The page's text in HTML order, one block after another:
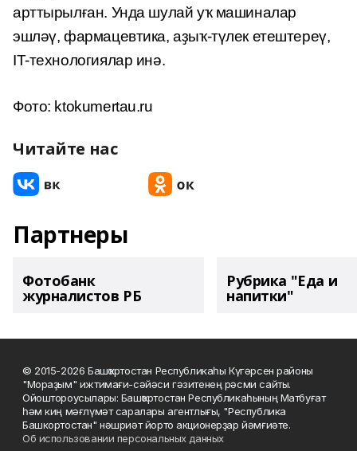
арттырылған. Унда шулай уҡ машиналар
эшләү, фармацевтика, аҙыҡ-түлек етештереү,
IT-технологиялар инә.
Фото: ktokumertau.ru
Читайте нас
Партнеры
Фотобанк
журналистов РБ
Рубрика "Еда и
напитки"
© 2015-2026 Башҡортостан Республикаһы Күгәрсен районы
"Мораҙым" ижтимағи-сәйәси гәзитенең рәсми сайты.
Ойоштороусылары: Башҡортостан Республикаһының Матбуғат
һәм киң мәғлүмәт саралары агентлығы, "Республика
Башкортостан" нәшриәт йорто акционерҙар йәмғиәте.
Об использовании персональных данных